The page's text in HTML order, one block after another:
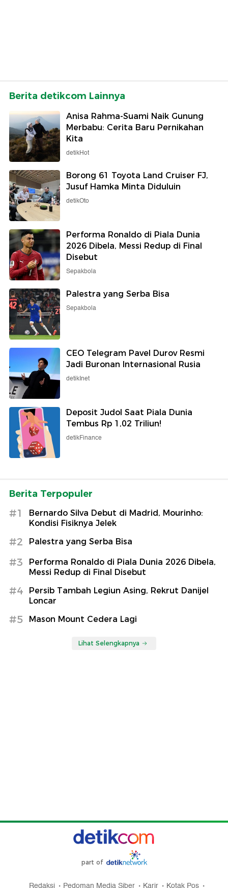
Berita detikcom Lainnya
Anisa Rahma-Suami Naik Gunung
Merbabu: Cerita Baru Pernikahan
Kita
detikHot
Borong 61 Toyota Land Cruiser FJ,
Jusuf Hamka Minta Diduluin
detikOto
Performa Ronaldo di Piala Dunia
2026 Dibela, Messi Redup di Final
Disebut
Sepakbola
Palestra yang Serba Bisa
Sepakbola
CEO Telegram Pavel Durov Resmi
Jadi Buronan Internasional Rusia
detikInet
Deposit Judol Saat Piala Dunia
Tembus Rp 1,02 Triliun!
detikFinance
Berita Terpopuler
#1
Bernardo Silva Debut di Madrid, Mourinho:
Kondisi Fisiknya Jelek
#2 Palestra yang Serba Bisa
#3
Performa Ronaldo di Piala Dunia 2026 Dibela,
Messi Redup di Final Disebut
#4
Persib Tambah Legiun Asing, Rekrut Danijel
Loncar
#5 Mason Mount Cedera Lagi
Lihat Selengkapnya
part of